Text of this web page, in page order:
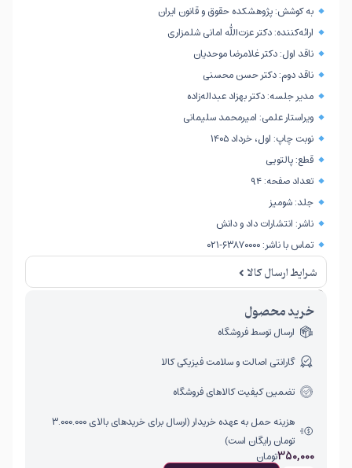
به کوشش: پژوهشکده حقوق و قانون ایران
ارائه‌کننده: دکتر عزت‌الله امانی شلمزاری
ناقد اول: دکتر غلامرضا موحدیان
ناقد دوم: دکتر حسن محسنی
مدیر جلسه: دکتر بهزاد عبداله‌زاده
ویراستار علمی: امیرمحمد سلیمانی
نوبت چاپ: اول، خرداد ۱۴۰۵
قطع: پالتویی
تعداد صفحه: ۹۴
جلد: شومیز
ناشر: انتشارات داد و دانش
تماس با ناشر: ۶۳۸۷۰۰۰۰-۰۲۱
شرایط ارسال کالا
خرید محصول
ارسال توسط فروشگاه
گارانتی اصالت و سلامت فیزیکی کالا
تضمین کیفیت کالاهای فروشگاه
هزینه حمل به عهده خریدار (ارسال برای خریدهای بالای ۳.۰۰۰.۰۰۰
تومان رایگان است)
350,000تومان